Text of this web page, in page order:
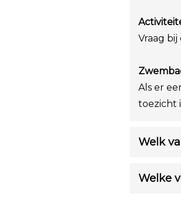
Vraag
Als er
toezicht
Welk
Welke